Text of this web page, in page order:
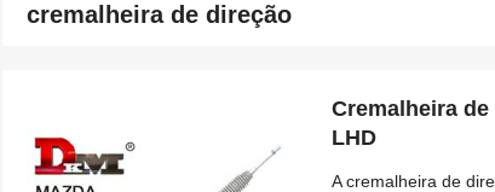
cremalheira de direção
Cremalheira
LHD
A cremalheira de